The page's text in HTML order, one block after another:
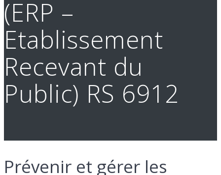
(ERP –
Etablissement
Recevant du
Public) RS 6912
Prévenir et gérer les